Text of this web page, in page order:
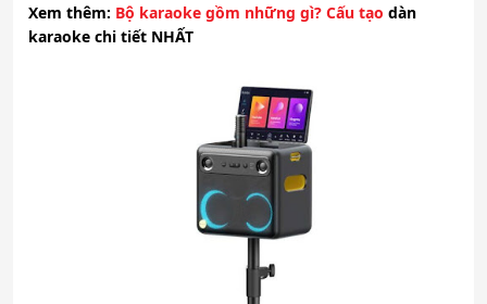
Xem thêm: Bộ karaoke gồm những gì? Cấu tạo dàn
karaoke chi tiết NHẤT